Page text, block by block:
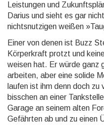
Leistun­gen und
Darius und sieht es gar
nichts­nutzigen weißen
Einer von denen ist Buzz
Körper­kraft protzt und
weisen hat. Er würde ganz
arbeiten, aber eine solide
laufen ist ihm denn doch
bisschen an einer
Garage an seinem alten
Gefähr­ten ab und zu einen